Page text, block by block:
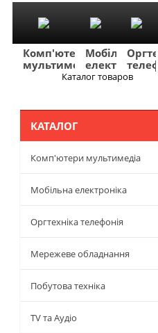
Комп'ютери
мультимедіа
Мобільна
електроніка
Каталог товаров
КАТАЛОГ
Комп'ютери мультимедіа
Мобільна електроніка
Оргтехніка телефонія
Мережеве обладнання
Побутова техніка
TV та Аудіо